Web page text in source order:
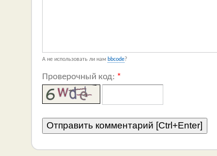
А не использовать ли нам bbcode?
Проверочный код: *